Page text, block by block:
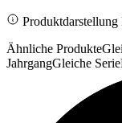
Ähnliche Produkte
JahrgangGleiche Serie